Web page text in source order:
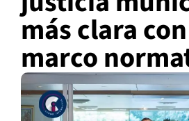
más clara
marco